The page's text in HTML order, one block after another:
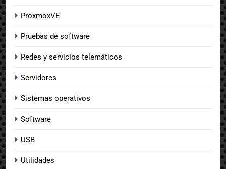
ProxmoxVE
Pruebas de software
Redes y servicios telemáticos
Servidores
Sistemas operativos
Software
USB
Utilidades